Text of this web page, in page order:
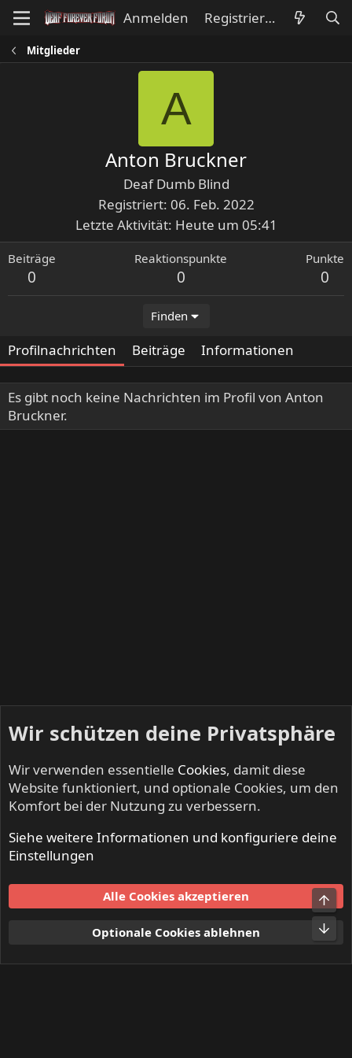
Anmelden Registrieren
Mitglieder
A
Anton Bruckner
Deaf Dumb Blind
Registriert 06. Feb. 2022
Letzte Aktivität Heute um 05:41
Beiträge
0
Reaktionspunkte
0
Punkte
0
Finden
Profilnachrichten Beiträge Informationen
Es gibt noch keine Nachrichten im Profil von Anton
Bruckner.
Mitglieder
Nutzungsbedingungen
Datenschutz
S
Wir schützen deine Privatsphäre
Wir verwenden essentielle Cookies, damit diese
Website funktioniert, und optionale Cookies, um den
Komfort bei der Nutzung zu verbessern.
Siehe weitere Informationen und konfiguriere deine
Einstellungen
Alle Cookies akzeptieren
Optionale Cookies ablehnen